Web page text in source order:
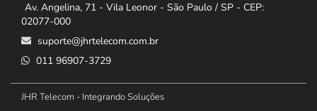
Av. Angelina, 71 - Vila Leonor - São Paulo / SP - CEP:
02077-000
suporte@jhrtelecom.com.br
011 96907-3729
JHR Telecom - Integrando Soluções